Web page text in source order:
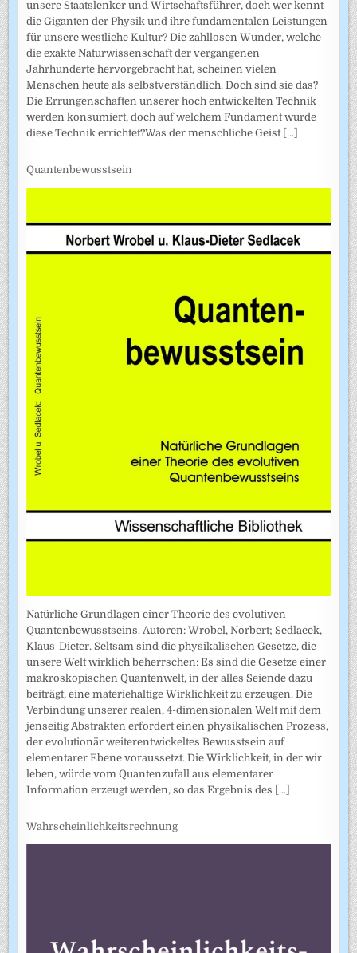
unsere Staatslenker und Wirtschaftsführer, doch wer kennt
die Giganten der Physik und ihre fundamentalen Leistungen
für unsere westliche Kultur? Die zahllosen Wunder, welche
die exakte Naturwissenschaft der vergangenen
Jahrhunderte hervorgebracht hat, scheinen vielen
Menschen heute als selbstverständlich. Doch sind sie das?
Die Errungenschaften unserer hoch entwickelten Technik
werden konsumiert, doch auf welchem Fundament wurde
diese Technik errichtet?Was der menschliche Geist [...]
Quantenbewusstsein
Natürliche Grundlagen einer Theorie des evolutiven
Quantenbewusstseins. Autoren: Wrobel, Norbert; Sedlacek,
Klaus-Dieter. Seltsam sind die physikalischen Gesetze, die
unsere Welt wirklich beherrschen: Es sind die Gesetze einer
makroskopischen Quantenwelt, in der alles Seiende dazu
beiträgt, eine materiehaltige Wirklichkeit zu erzeugen. Die
Verbindung unserer realen, 4-dimensionalen Welt mit dem
jenseitig Abstrakten erfordert einen physikalischen Prozess,
der evolutionär weiterentwickeltes Bewusstsein auf
elementarer Ebene voraussetzt. Die Wirklichkeit, in der wir
leben, würde vom Quantenzufall aus elementarer
Information erzeugt werden, so das Ergebnis des [...]
Wahrscheinlichkeitsrechnung